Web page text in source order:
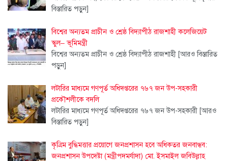
বিস্তারিত পড়ুন]
বিশ্বের অন্যতম প্রাচীন ও শ্রেষ্ঠ বিদ্যাপীঠ রাজশাহী কলেজিয়েট
স্কুল– ভূমিমন্ত্রী
বিশ্বের অন্যতম প্রাচীন ও শ্রেষ্ঠ বিদ্যাপীঠ রাজশাহী [আরও বিস্তারিত
পড়ুন]
লটারির মাধ্যমে গণপূর্ত অধিদপ্তরের ৭৬৭ জন উপ-সহকারী
প্রকৌশলীকে বদলি
লটারির মাধ্যমে গণপূর্ত অধিদপ্তরের ৭৬৭ জন উপ-সহকারী [আরও
বিস্তারিত পড়ুন]
কৃত্রিম বুদ্ধিমত্তার প্রয়োগে জনপ্রশাসন হবে অধিকতর জনবান্ধব:
জনপ্রশাসন উপদেষ্টা (মন্ত্রীপদমর্যাদা) মো. ইসমাইল জবিউল্লাহ